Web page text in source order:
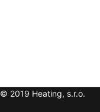
© 2019 Heating, s.r.o.